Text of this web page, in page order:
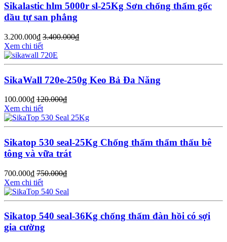
Sikalastic hlm 5000r sl-25Kg Sơn chống thấm gốc
dầu tự san phẳng
3.200.000₫ 3.400.000₫
Xem chi tiết
SikaWall 720e-250g Keo Bả Đa Năng
100.000₫ 120.000₫
Xem chi tiết
Sikatop 530 seal-25Kg Chống thấm thẩm thấu bê
tông và vữa trát
700.000₫ 750.000₫
Xem chi tiết
Sikatop 540 seal-36Kg chống thấm đàn hồi có sợi
gia cường